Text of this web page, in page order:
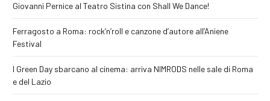
Giovanni Pernice al Teatro Sistina con Shall We Dance!
Ferragosto a Roma: rock’n’roll e canzone d’autore all’Aniene
Festival
I Green Day sbarcano al cinema: arriva NIMRODS nelle sale di Roma
e del Lazio